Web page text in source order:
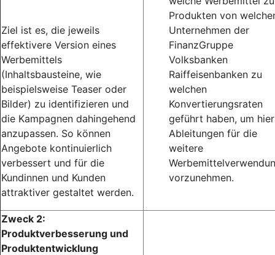
Ziel ist es, die jeweils
effektivere Version eines
Werbemittels
(Inhaltsbausteine, wie
beispielsweise Teaser oder
Bilder) zu identifizieren und
die Kampagnen dahingehend
anzupassen. So können
Angebote kontinuierlich
verbessert und für die
Kundinnen und Kunden
attraktiver gestaltet werden.
Produkten von
Unternehmen der
FinanzGruppe
Volksbanken
Raiffeisenbanken zu
welchen
Konvertierungsraten
geführt haben, um
Ableitungen für die
weitere
vorzunehmen.
Zweck 2:
Produktverbesserung und
Produktentwicklung